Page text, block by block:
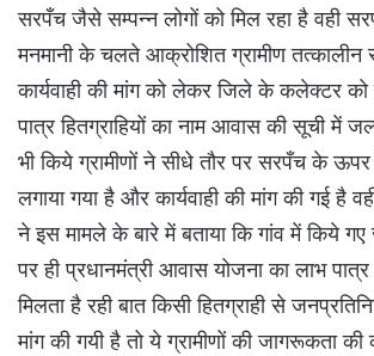
सरपँच जैसे सम्पन्न लोगों को मिल रहा है वही
मनमानी के चलते आक्रोशित ग्रामीण
कार्यवाही की मांग को लेकर जिले के कलेक्टर को
पात्र हितग्राहियों का नाम आवास की सूची में
भी किये ग्रामीणों ने सीधे तौर पर सरपँच के
लगाया गया है और कार्यवाही की मांग की गई है
ने इस मामले के बारे में बताया कि गांव में किये
पर ही प्रधानमंत्री आवास योजना का लाभ पात्र
मिलता है रही बात किसी हितग्राही से
मांग की गयी है तो ये ग्रामीणों की जागरूकता